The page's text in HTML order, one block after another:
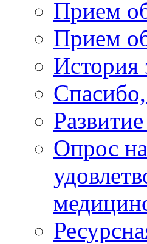
Прием
Прием
История
Опрос